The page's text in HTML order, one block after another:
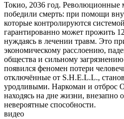
Токио, 2036 год. Революционные
победили смерть: при помощи
которые контролируются
гарантированно может прожить
нуждаясь в лечении травм. Это
экономическому расслоению,
общества и сильному
появился феномен потери
отключённые от S.H.E.L.L.,
уродливыми. Наркоман и отброс
находясь на дне жизни, внезапно
невероятные способности.
видео